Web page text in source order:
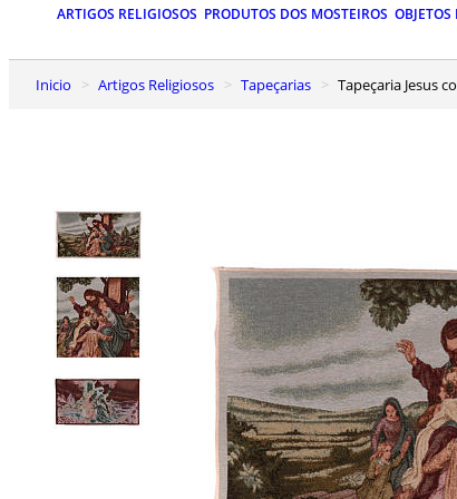
ARTIGOS RELIGIOSOS PRODUTOS DOS MOSTEIROS
Inicio Artigos Religiosos Tapeçarias Tapeçaria Jesus